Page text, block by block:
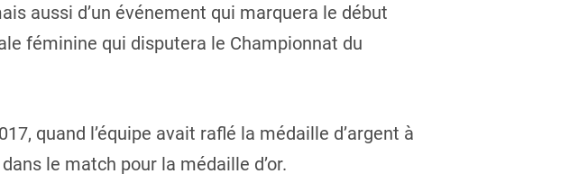
aussi d’un événement qui marquera le début
féminine qui disputera le Championnat du
quand l’équipe avait raflé la médaille d’argent à
le match pour la médaille d’or.